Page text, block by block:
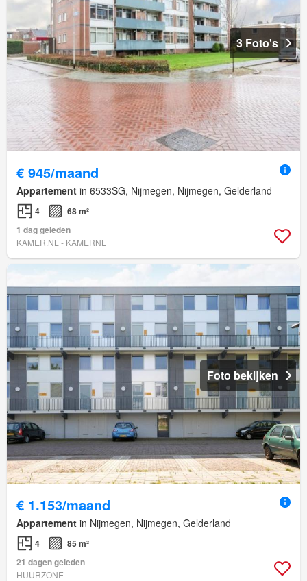
3 Foto's
€ 945/maand
Appartement in 6533SG, Nijmegen, Nijmegen, Gelderland
4
68 m²
1 dag geleden
KAMER.NL - KAMERNL
Foto bekijken
€ 1.153/maand
Appartement in Nijmegen, Nijmegen, Gelderland
4
85 m²
21 dagen geleden
HUURZONE